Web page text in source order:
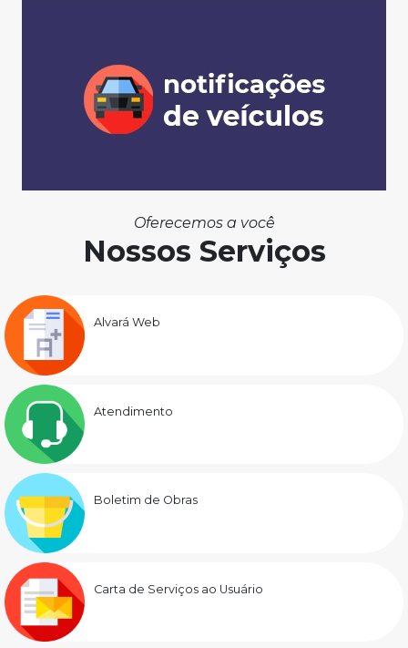
Oferecemos a você
Nossos Serviços
Alvará Web
Atendimento
Boletim de Obras
Carta de Serviços ao Usuário